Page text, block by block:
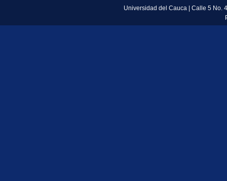
Universidad del Cauca | Calle 5 No.